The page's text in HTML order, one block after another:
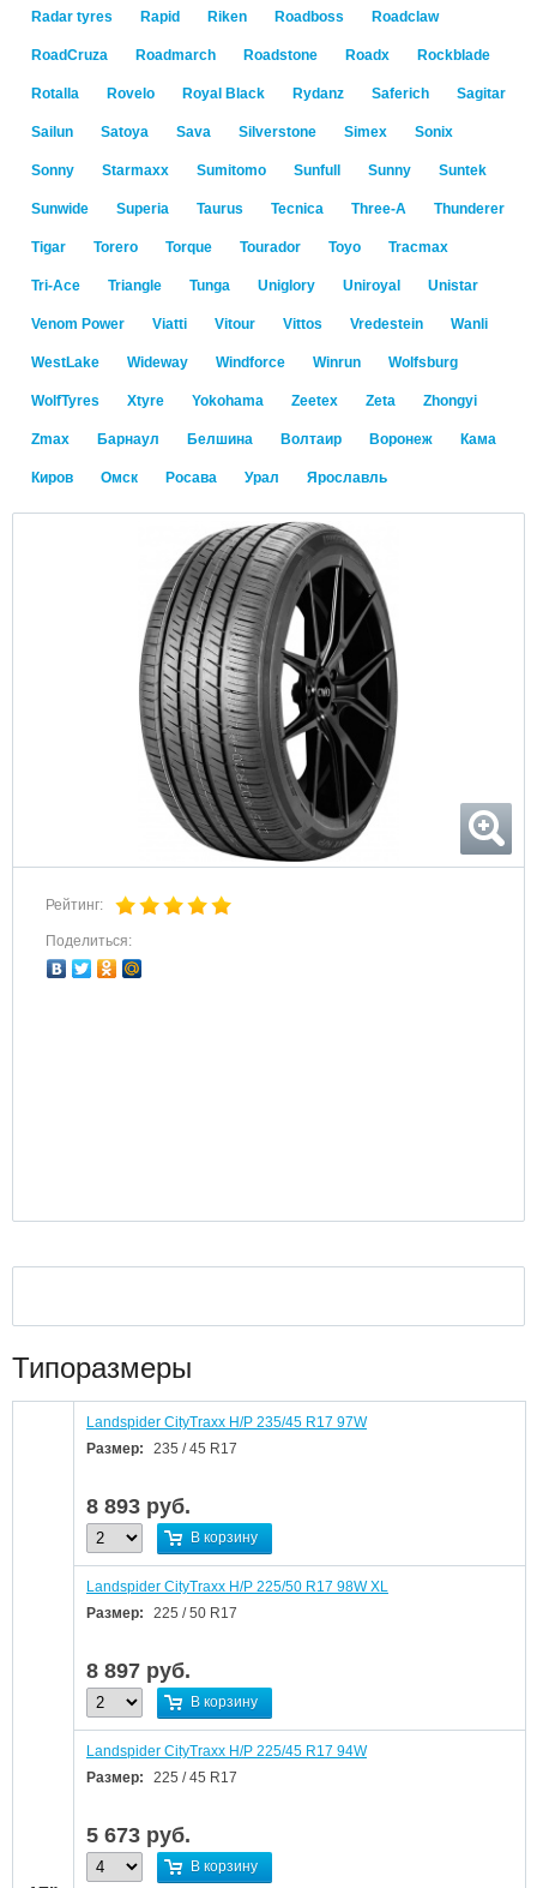
Radar tyres Rapid Riken Roadboss Roadclaw
RoadCruza Roadmarch Roadstone Roadx Rockblade
Rotalla Rovelo Royal Black Rydanz Saferich Sagitar
Sailun Satoya Sava Silverstone Simex Sonix
Sonny Starmaxx Sumitomo Sunfull Sunny Suntek
Sunwide Superia Taurus Tecnica Three-A Thunderer
Tigar Torero Torque Tourador Toyo Tracmax
Tri-Ace Triangle Tunga Uniglory Uniroyal Unistar
Venom Power Viatti Vitour Vittos Vredestein Wanli
WestLake Wideway Windforce Winrun Wolfsburg
WolfTyres Xtyre Yokohama Zeetex Zeta Zhongyi
Zmax Барнаул Белшина Волтаир Воронеж Кама
Киров Омск Росава Урал Ярославль
Рейтинг:
Поделиться:
Типоразмеры
Landspider CityTraxx H/P 235/45 R17 97W
Размер:
235 / 45 R17
8 893 руб.
В корзину
Landspider CityTraxx H/P 225/50 R17 98W XL
Размер:
225 / 50 R17
8 897 руб.
В корзину
Landspider CityTraxx H/P 225/45 R17 94W
Размер:
225 / 45 R17
5 673 руб.
В корзину